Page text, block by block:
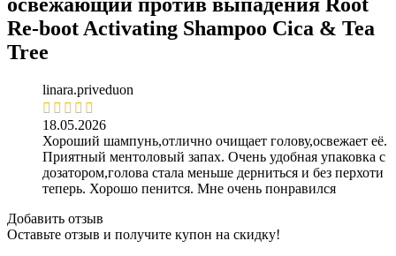
освежающий против выпадения Root
Re-boot Activating Shampoo Cica & Tea
Tree
linara.priveduon
18.05.2026
Хороший шампунь,отлично очищает голову,освежает её.
Приятный ментоловый запах. Очень удобная упаковка с
дозатором,голова стала меньше дерниться и без перхоти
теперь. Хорошо пенится. Мне очень понравился
Добавить отзыв
Оставьте отзыв и получите купон на скидку!